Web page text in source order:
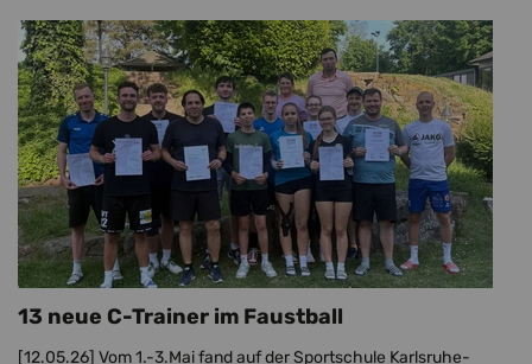
13 neue C-Trainer im Faustball
[12.05.26] Vom 1.-3.Mai fand auf der Sportschule Karlsruhe-